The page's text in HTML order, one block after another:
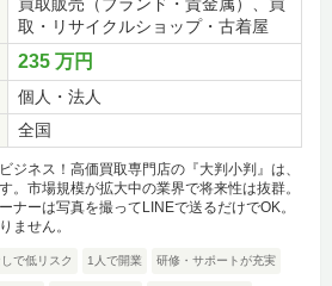
買取販売（ブランド・貴金属）、買
取・リサイクルショップ・古着屋
235 万円
個人・法人
全国
ジネス！高価買取専門店の『大判小判』は、
。市場規模が拡大中の業界で将来性は抜群。
ナーは写真を撮ってLINEで送るだけでOK。
ません。
で低リスク 1人で開業 研修・サポートが充実